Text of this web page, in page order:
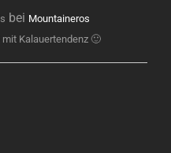
bei Mountaineros
Kalauertendenz 🙂